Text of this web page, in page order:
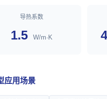
导热系数
1.5 W/m·K
应用场景